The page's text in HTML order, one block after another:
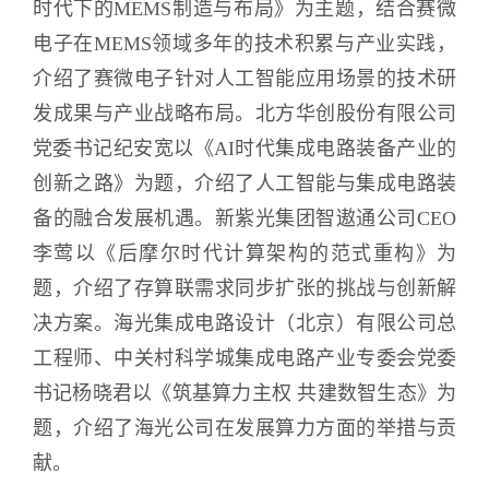
时代下的MEMS制造与布局》为主题，结合赛微
电子在MEMS领域多年的技术积累与产业实践，
介绍了赛微电子针对人工智能应用场景的技术研
发成果与产业战略布局。北方华创股份有限公司
党委书记纪安宽以《AI时代集成电路装备产业的
创新之路》为题，介绍了人工智能与集成电路装
备的融合发展机遇。新紫光集团智遨通公司CEO
李莺以《后摩尔时代计算架构的范式重构》为
题，介绍了存算联需求同步扩张的挑战与创新解
决方案。海光集成电路设计（北京）有限公司总
工程师、中关村科学城集成电路产业专委会党委
书记杨晓君以《筑基算力主权 共建数智生态》为
题，介绍了海光公司在发展算力方面的举措与贡
献。